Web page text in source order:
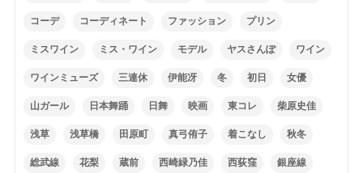
コーデ コーディネート ファッション プリン
ミスワイン ミス・ワイン モデル ヤスさんぽ ワイン
ワインミューズ 三連休 伊能冴 冬 初日 女優
山ガール 日本舞踊 日舞 映画 東コレ 柴原史佳
浅草 浅草橋 田原町 真弓侑子 着こなし 秋冬
総武線 花梨 蔵前 西崎緑乃佳 西荻窪 銀座線